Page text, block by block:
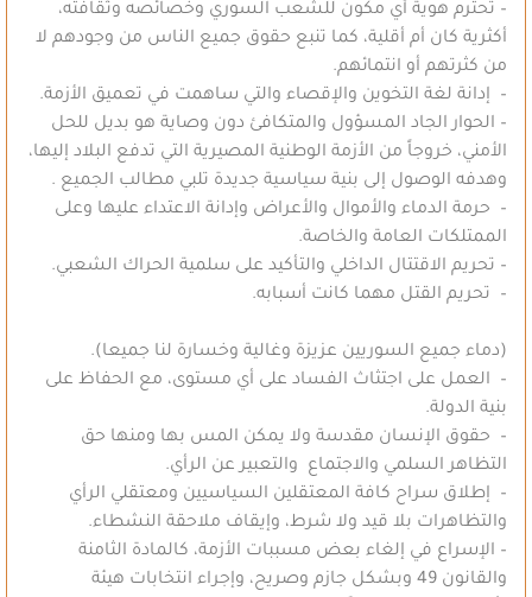
– تحترم هوية أي مكون للشعب السوري وخصائصه وثقافته،
أكثرية كان أم أقلية، كما تنبع حقوق جميع الناس من وجودهم لا
من كثرتهم أو انتمائهم.
– إدانة لغة التخوين والإقصاء والتي ساهمت في تعميق الأزمة.
– الحوار الجاد المسؤول والمتكافئ دون وصاية هو بديل للحل
الأمني، خروجاً من الأزمة الوطنية المصيرية التي تدفع البلاد إليها،
وهدفه الوصول إلى بنية سياسية جديدة تلبي مطالب الجميع .
– حرمة الدماء والأموال والأعراض وإدانة الاعتداء عليها وعلى
الممتلكات العامة والخاصة.
– تحريم الاقتتال الداخلي والتأكيد على سلمية الحراك الشعبي.
– تحريم القتل مهما كانت أسبابه.
(دماء جميع السوريين عزيزة وغالية وخسارة لنا جميعا).
– العمل على اجتثاث الفساد على أي مستوى، مع الحفاظ على
بنية الدولة.
– حقوق الإنسان مقدسة ولا يمكن المس بها ومنها حق
التظاهر السلمي والاجتماع والتعبير عن الرأي.
– إطلاق سراح كافة المعتقلين السياسيين ومعتقلي الرأي
والتظاهرات بلا قيد ولا شرط، وإيقاف ملاحقة النشطاء.
– الإسراع في إلغاء بعض مسببات الأزمة، كالمادة الثامنة
والقانون 49 وبشكل جازم وصريح، وإجراء انتخابات هيئة